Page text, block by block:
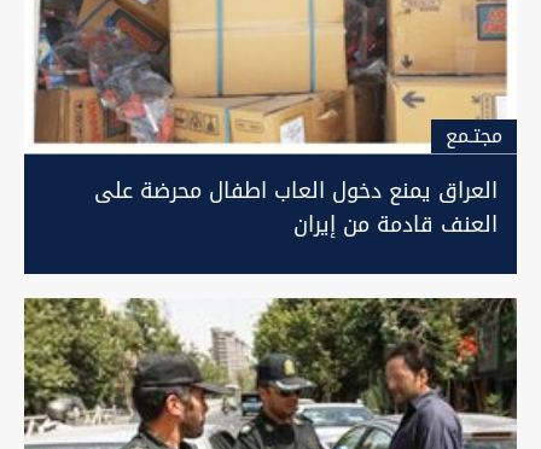
مجتـمع
العراق يمنع دخول العاب اطفال محرضة على
العنف قادمة من إيران